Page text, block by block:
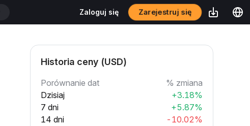
Zaloguj się Zarejestruj się
Historia ceny (USD)
Porównanie dat
% zmiana
Dzisiaj
+3.18%
7 dni
+5.87%
14 dni
-10.02%